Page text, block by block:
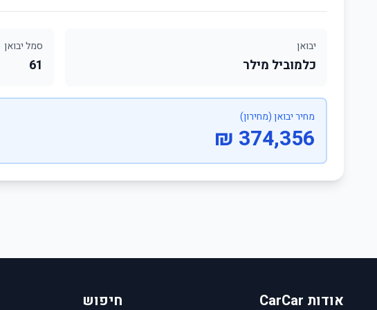
יבואן
כלמוביל מילר
סמל יבואן
61
מחיר יבואן (מחירון)
374,356 ₪
אודות CarCar חיפוש